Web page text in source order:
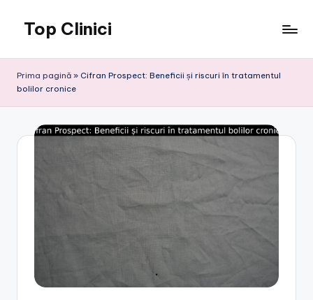
content
Top Clinici
Prima pagină » Cifran Prospect: Beneficii și riscuri în tratamentul
bolilor cronice